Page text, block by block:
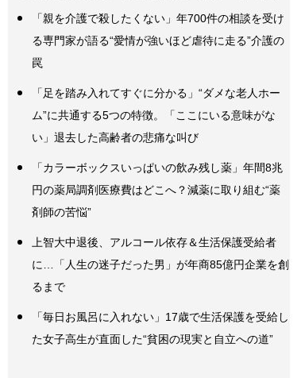
「親を介護で殺したくない」年700件の相談を受け
る専門家が語る“愛情が強いほど虐待に走る”介護の
罠
「足を踏み入れてすぐに分かる」“ダメな老人ホー
ム”に共通する5つの特徴。「ここにいる意味がな
い」退去した高齢者の悲痛な叫び
「カラーボックスいっぱいの飲み残し薬」年間8兆
円の薬局調剤医療費はどこへ？減薬に取り組む“薬
剤師の苦悩”
上智大中退後、アルコール依存＆生活保護受給者
に…「人生の迷子だった男」が年商85億円企業を創
るまで
「毎日お風呂に入れない」17歳で生活保護を受給し
た女子高生が直面した“貧困の現実と自立への道”